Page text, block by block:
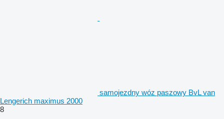
samojezdny wóz paszowy BvL van
Lengerich maximus 2000
8